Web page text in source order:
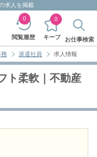
求人を掲載
閲覧履歴
0
キープ
0
お仕事検索
務 派遣社員 求人情報
ト柔軟｜不動産